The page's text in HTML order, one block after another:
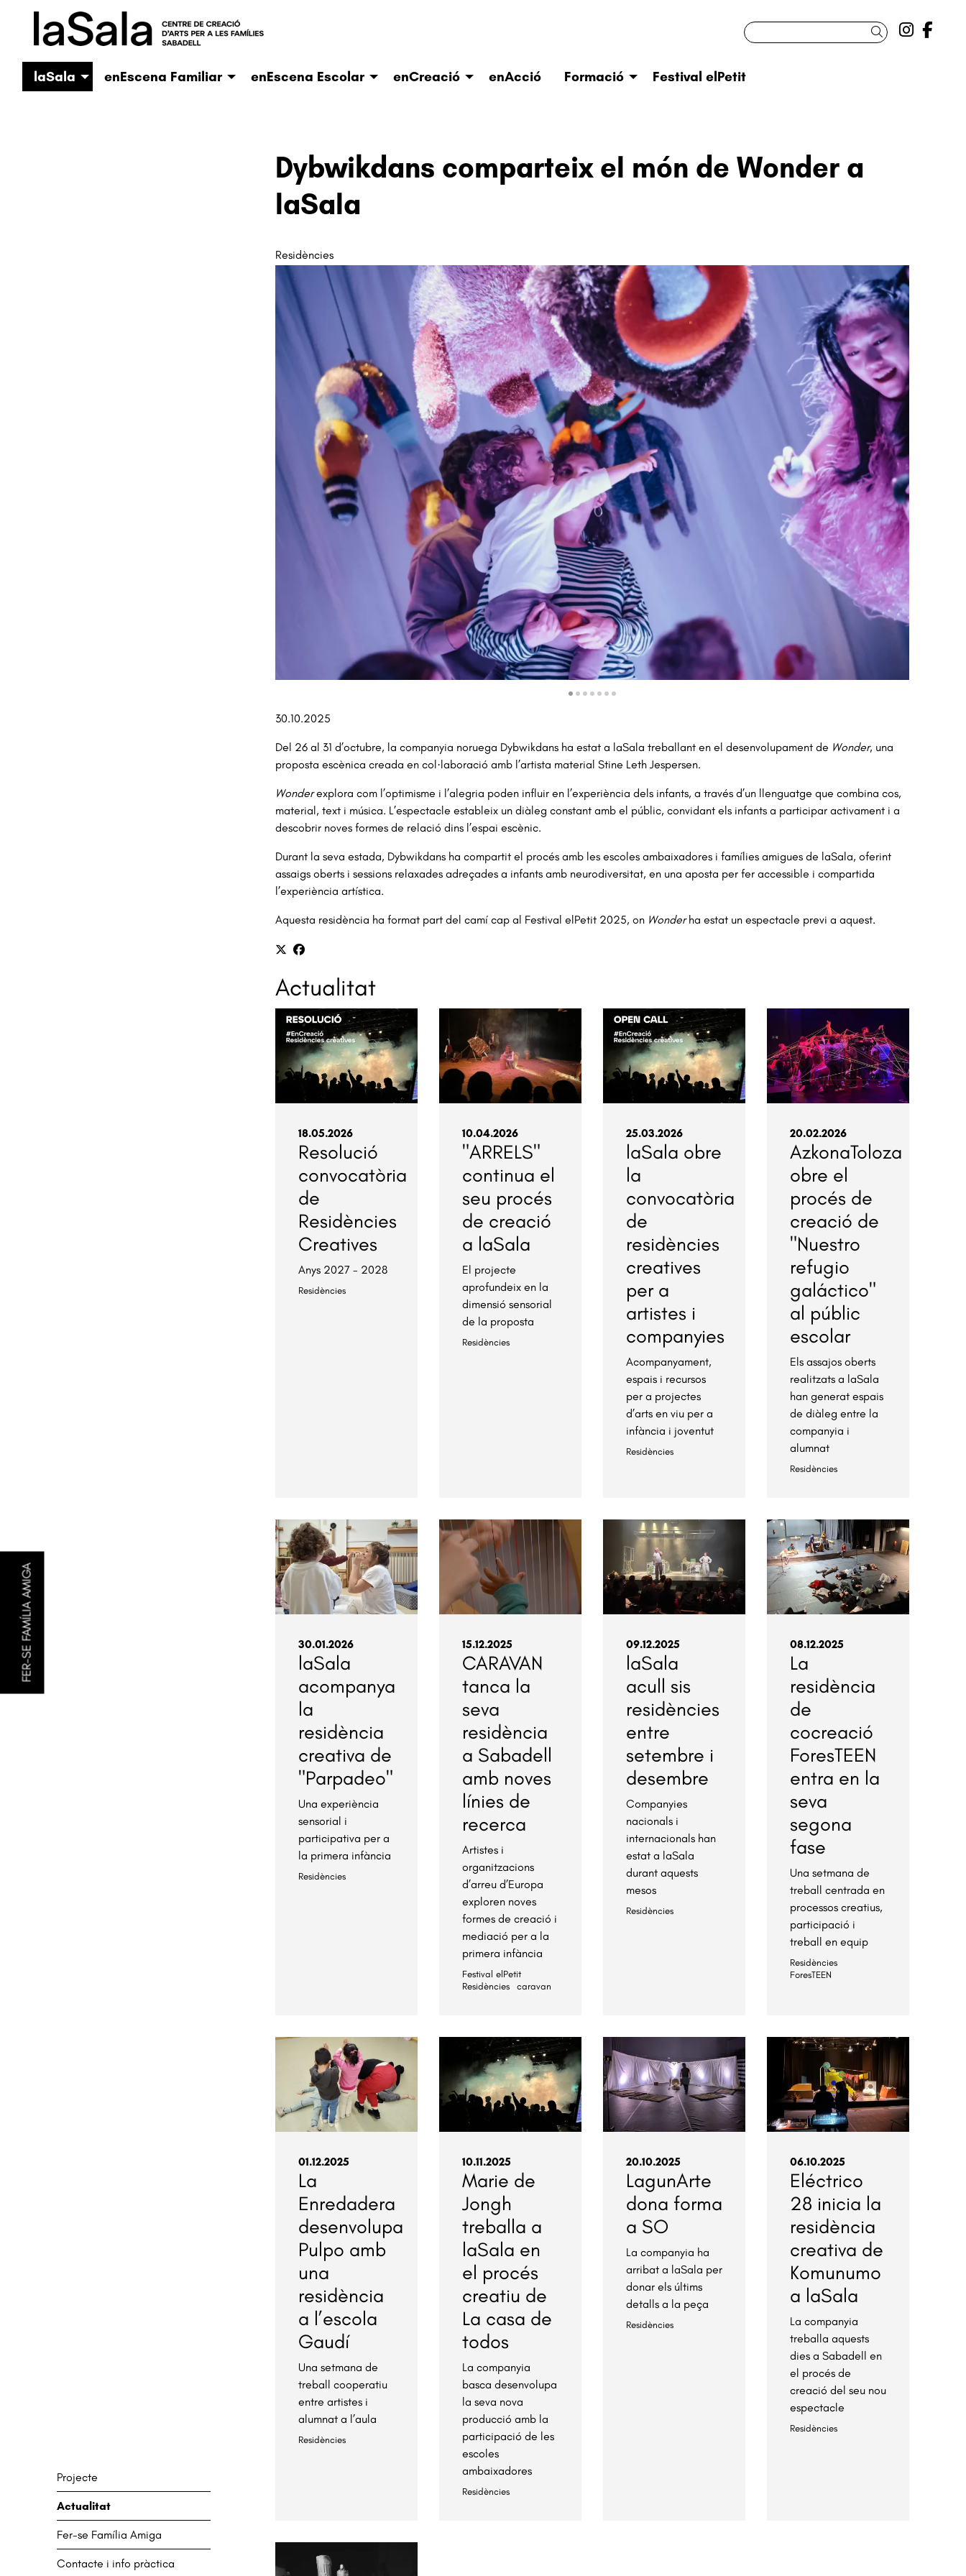
FER-SE FAMÍLIA AMIGA
Link a
Link
Cercar
laSala enEscena Familiar enEscena Escolar enCreació enAcció Formació Festival elPetit
Dybwikdans comparteix el món de Wonder a
laSala
Residències
30.10.2025
Del 26 al 31 d’octubre, la companyia noruega Dybwikdans ha estat a laSala treballant en el desenvolupament de Wonder, una
proposta escènica creada en col·laboració amb l’artista material Stine Leth Jespersen.
Wonder explora com l’optimisme i l’alegria poden influir en l’experiència dels infants, a través d’un llenguatge que combina cos,
material, text i música. L’espectacle estableix un diàleg constant amb el públic, convidant els infants a participar activament i a
descobrir noves formes de relació dins l’espai escènic.
Durant la seva estada, Dybwikdans ha compartit el procés amb les escoles ambaixadores i famílies amigues de laSala, oferint
assaigs oberts i sessions relaxades adreçades a infants amb neurodiversitat, en una aposta per fer accessible i compartida
l’experiència artística.
Aquesta residència ha format part del camí cap al Festival elPetit 2025, on Wonder ha estat un espectacle previ a aquest.
Actualitat
18.05.2026
Resolució
convocatòria
de
Residències
Creatives
Anys 2027 - 2028
Residències
10.04.2026
"ARRELS"
continua el
seu procés
de creació
a laSala
El projecte
aprofundeix en la
dimensió sensorial
de la proposta
Residències
25.03.2026
laSala obre
la
convocatòria
de
residències
creatives
per a
artistes i
companyies
Acompanyament,
espais i recursos
per a projectes
d’arts en viu per a
infància i joventut
Residències
20.02.2026
AzkonaToloza
obre el
procés de
creació de
"Nuestro
refugio
galáctico"
al públic
escolar
Els assajos oberts
realitzats a laSala
han generat espais
de diàleg entre la
companyia i
alumnat
Residències
30.01.2026
laSala
acompanya
la
residència
creativa de
"Parpadeo"
Una experiència
sensorial i
participativa per a
la primera infància
Residències
15.12.2025
CARAVAN
tanca la
seva
residència
a Sabadell
amb noves
línies de
recerca
Artistes i
organitzacions
d’arreu d’Europa
exploren noves
formes de creació i
mediació per a la
primera infància
Festival elPetit
Residències
caravan
09.12.2025
laSala
acull sis
residències
entre
setembre i
desembre
Companyies
nacionals i
internacionals han
estat a laSala
durant aquests
mesos
Residències
08.12.2025
La
residència
de
cocreació
ForesTEEN
entra en la
seva
segona
fase
Una setmana de
treball centrada en
processos creatius,
participació i
treball en equip
Residències
ForesTEEN
01.12.2025
La
Enredadera
desenvolupa
Pulpo amb
una
residència
a l’escola
Gaudí
Una setmana de
treball cooperatiu
entre artistes i
alumnat a l’aula
Residències
10.11.2025
Marie de
Jongh
treballa a
laSala en
el procés
creatiu de
La casa de
todos
La companyia
basca desenvolupa
la seva nova
producció amb la
participació de les
escoles
ambaixadores
Residències
20.10.2025
LagunArte
dona forma
a SO
La companyia ha
arribat a laSala per
donar els últims
detalls a la peça
Residències
06.10.2025
Eléctrico
28 inicia la
residència
creativa de
Komunumo
a laSala
La companyia
treballa aquests
dies a Sabadell en
el procés de
creació del seu nou
espectacle
Residències
Projecte
Actualitat
Fer-se Família Amiga
Contacte i info pràctica